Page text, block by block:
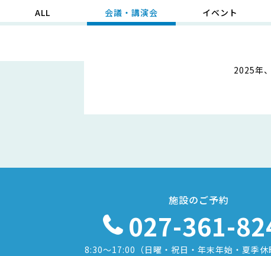
ALL 会議・講演会 イベント
2025年
施設のご予約
027-361-
8:30〜17:00 （日曜・祝日・年末年始・夏季休